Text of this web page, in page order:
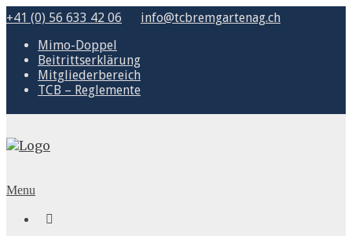
+41 (0) 56 633 42 06
info@tcbremgartenag.ch
Mimo-Doppel
Beitrittserklärung
Mitgliederbereich
TCB – Reglemente
Menu
